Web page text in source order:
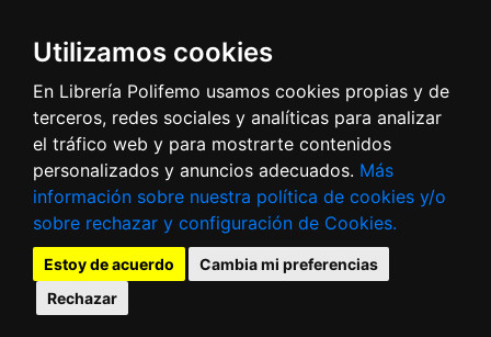
Utilizamos cookies
En Librería Polifemo usamos cookies propias y de
terceros, redes sociales y analíticas para analizar
el tráfico web y para mostrarte contenidos
personalizados y anuncios adecuados. Más
información sobre nuestra política de cookies y/o
sobre rechazar y configuración de Cookies.
Estoy de acuerdo
Cambia mi preferencias
Rechazar